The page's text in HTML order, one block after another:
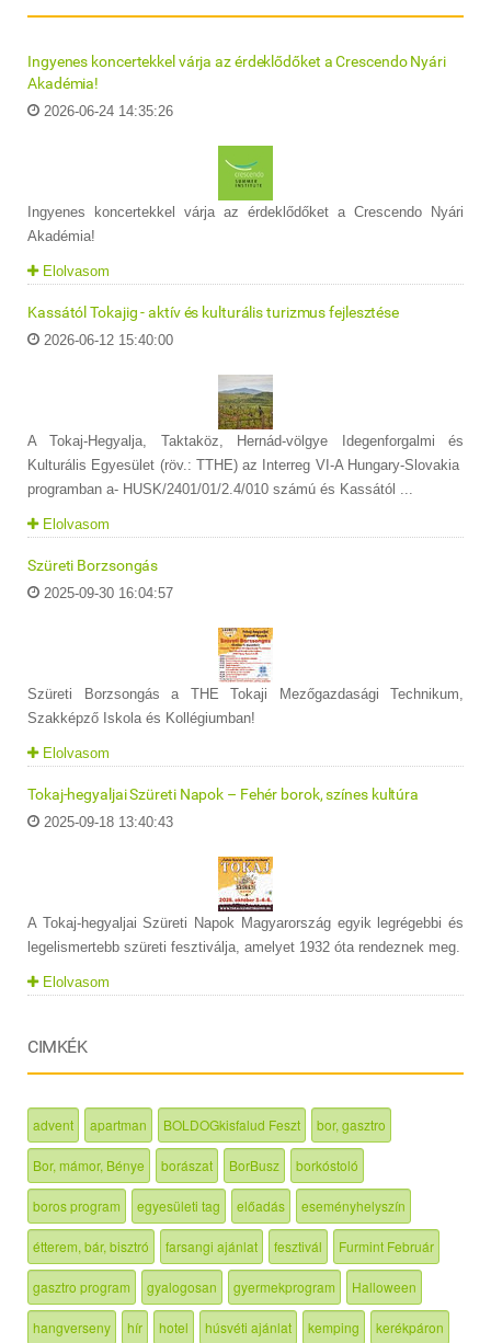
Ingyenes koncertekkel várja az érdeklődőket a Crescendo Nyári
Akadémia!
2026-06-24 14:35:26
Ingyenes koncertekkel várja az érdeklődőket a Crescendo Nyári
Akadémia!
Elolvasom
Kassától Tokajig - aktív és kulturális turizmus fejlesztése
2026-06-12 15:40:00
A Tokaj-Hegyalja, Taktaköz, Hernád-völgye Idegenforgalmi és
Kulturális Egyesület (röv.: TTHE) az Interreg VI-A Hungary-Slovakia
programban a- HUSK/2401/01/2.4/010 számú és Kassától ...
Elolvasom
Szüreti Borzsongás
2025-09-30 16:04:57
Szüreti Borzsongás a THE Tokaji Mezőgazdasági Technikum,
Szakképző Iskola és Kollégiumban!
Elolvasom
Tokaj-hegyaljai Szüreti Napok – Fehér borok, színes kultúra
2025-09-18 13:40:43
A Tokaj-hegyaljai Szüreti Napok Magyarország egyik legrégebbi és
legelismertebb szüreti fesztiválja, amelyet 1932 óta rendeznek meg.
Elolvasom
CIMKÉK
advent apartman BOLDOGkisfalud Feszt bor, gasztro
Bor, mámor, Bénye borászat BorBusz borkóstoló
boros program egyesületi tag előadás eseményhelyszín
étterem, bár, bisztró farsangi ajánlat fesztivál Furmint Február
gasztro program gyalogosan gyermekprogram Halloween
hangverseny hír hotel húsvéti ajánlat kemping kerékpáron